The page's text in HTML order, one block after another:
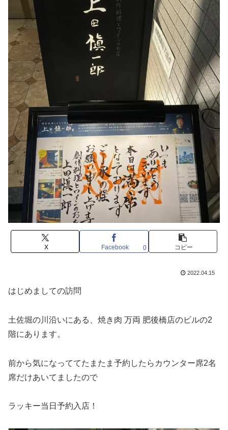
X Facebook 0 コピー
2022.04.15
はじめましての訪問
土佐堀の川沿いにある、焼き肉 万両 肥後橋店のビルの2
階にあります。
前から気になっててたまたま予約したらカウンター席2名
席だけあいてましたので
ラッキー当日予約入店！